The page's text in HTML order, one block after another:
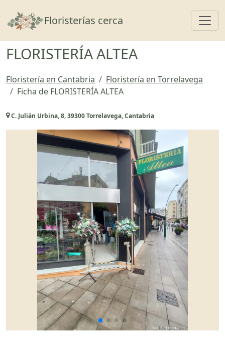
Floristerías cerca
FLORISTERÍA ALTEA
Floristería en Cantabria
Floristería en Torrelavega
Ficha de FLORISTERÍA ALTEA
C. Julián Urbina, 8, 39300 Torrelavega, Cantabria